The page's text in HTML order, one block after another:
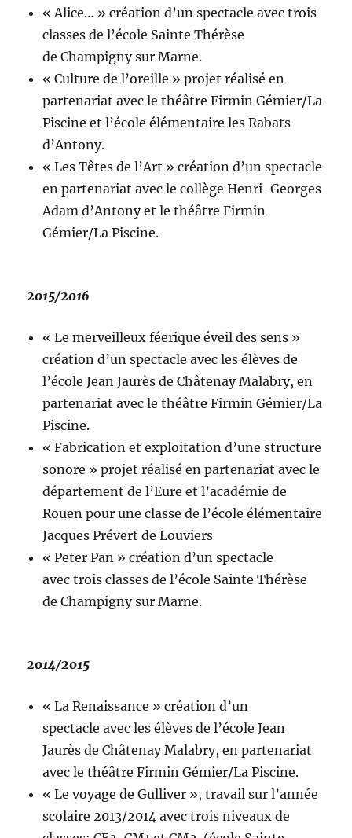
« Alice… » création d’un spectacle avec trois
classes de l’école Sainte Thérèse
de Champigny sur Marne.
« Culture de l’oreille » projet réalisé en
partenariat avec le théâtre Firmin Gémier/La
Piscine et l’école élémentaire les Rabats
d’Antony.
« Les Têtes de l’Art » création d’un spectacle
en partenariat avec le collège Henri-Georges
Adam d’Antony et le théâtre Firmin
Gémier/La Piscine.
2015/2016
« Le merveilleux féerique éveil des sens »
création d’un spectacle avec les élèves de
l’école Jean Jaurès de Châtenay Malabry, en
partenariat avec le théâtre Firmin Gémier/La
Piscine.
« Fabrication et exploitation d’une structure
sonore » projet réalisé en partenariat avec le
département de l’Eure et l’académie de
Rouen pour une classe de l’école élémentaire
Jacques Prévert de Louviers
« Peter Pan » création d’un spectacle
avec trois classes de l’école Sainte Thérèse
de Champigny sur Marne.
2014/2015
« La Renaissance » création d’un
spectacle avec les élèves de l’école Jean
Jaurès de Châtenay Malabry, en partenariat
avec le théâtre Firmin Gémier/La Piscine.
« Le voyage de Gulliver », travail sur l’année
scolaire 2013/2014 avec trois niveaux de